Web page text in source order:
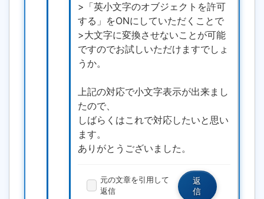
>「英小文字のオブジェクトを許可
する」をONにしていただくことで
>大文字に変換させないことが可能
ですのでお試しいただけますでしょ
うか。
上記の対応で小文字表示が出来まし
たので、
しばらくはこれで対応したいと思い
ます。
ありがとうございました。
元の文章を引用して
返信
返
信